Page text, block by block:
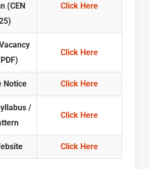
(CEN
Click Here
Click Here
Notice Click Here
/
Click Here
Click Here